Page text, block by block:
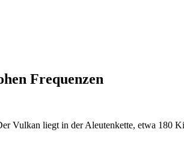
Frequenzen